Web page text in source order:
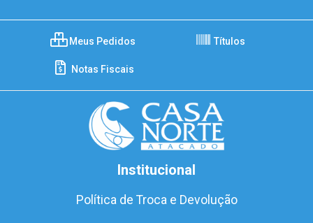
Meus Pedidos Títulos
Notas Fiscais
Institucional
Política de Troca e Devolução